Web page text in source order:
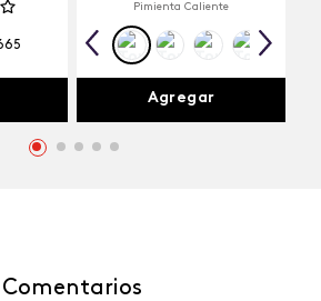
Pimienta Caliente
Agregar
Comentarios